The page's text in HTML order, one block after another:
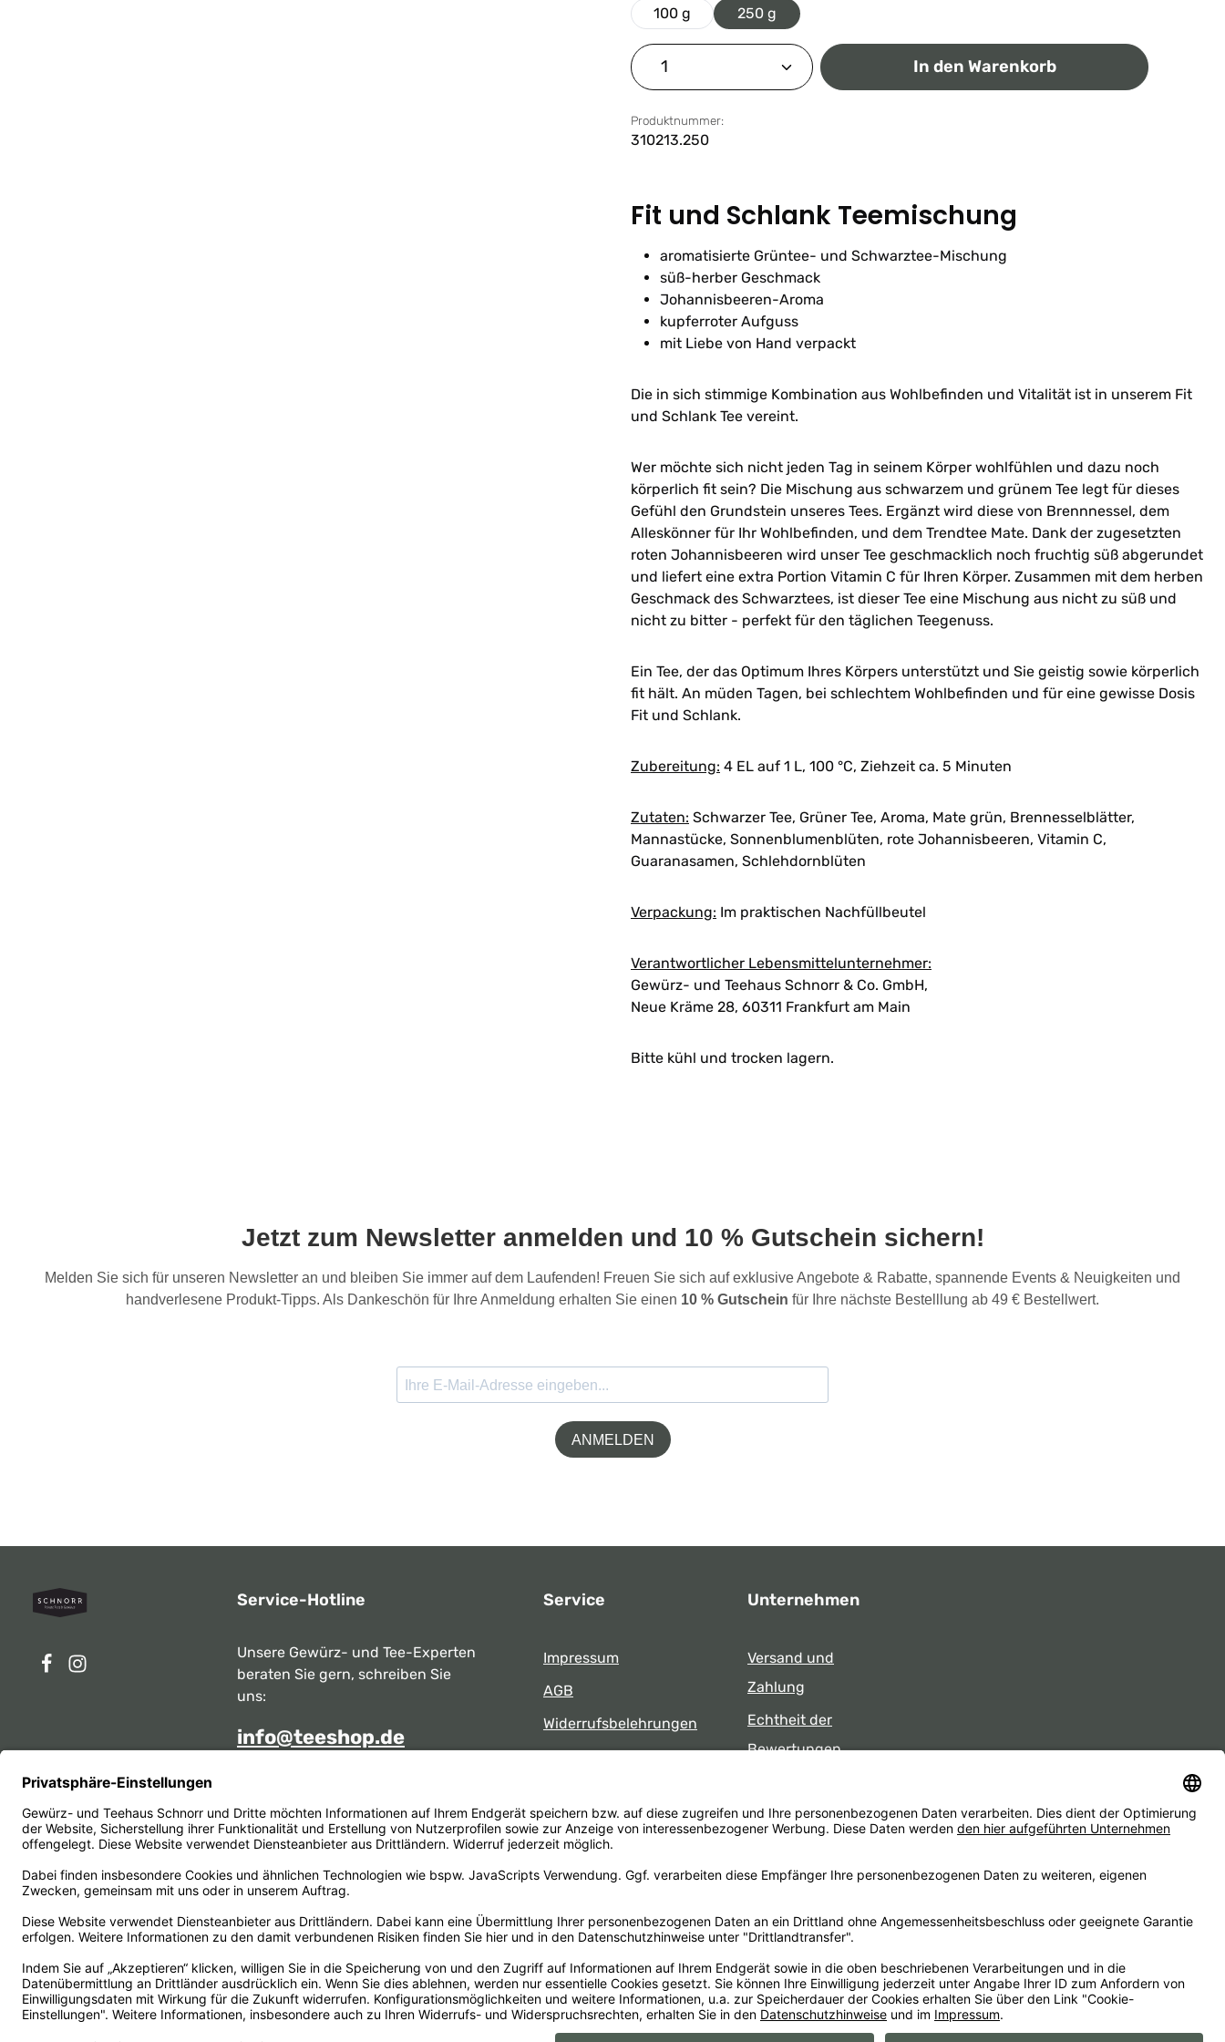
100 g
250 g
Produkt Anzahl: Gib den gewünschten Wert ein oder
In den Warenkorb
Produktnummer:
310213.250
Fit und Schlank Teemischung
aromatisierte Grüntee- und Schwarztee-Mischung
süß-herber Geschmack
Johannisbeeren-Aroma
kupferroter Aufguss
mit Liebe von Hand verpackt
Die in sich stimmige Kombination aus Wohlbefinden und Vitalität ist in unserem Fit
und Schlank Tee vereint.
Wer möchte sich nicht jeden Tag in seinem Körper wohlfühlen und dazu noch
körperlich fit sein? Die Mischung aus schwarzem und grünem Tee legt für dieses
Gefühl den Grundstein unseres Tees. Ergänzt wird diese von Brennnessel, dem
Alleskönner für Ihr Wohlbefinden, und dem Trendtee Mate. Dank der zugesetzten
roten Johannisbeeren wird unser Tee geschmacklich noch fruchtig süß abgerundet
und liefert eine extra Portion Vitamin C für Ihren Körper. Zusammen mit dem herben
Geschmack des Schwarztees, ist dieser Tee eine Mischung aus nicht zu süß und
nicht zu bitter - perfekt für den täglichen Teegenuss.
Ein Tee, der das Optimum Ihres Körpers unterstützt und Sie geistig sowie körperlich
fit hält. An müden Tagen, bei schlechtem Wohlbefinden und für eine gewisse Dosis
Fit und Schlank.
Zubereitung: 4 EL auf 1 L, 100 °C, Ziehzeit ca. 5 Minuten
Zutaten: Schwarzer Tee, Grüner Tee, Aroma, Mate grün, Brennesselblätter,
Mannastücke, Sonnenblumenblüten, rote Johannisbeeren, Vitamin C,
Guaranasamen, Schlehdornblüten
Verpackung: Im praktischen Nachfüllbeutel
Verantwortlicher Lebensmittelunternehmer:
Gewürz- und Teehaus Schnorr & Co. GmbH,
Neue Kräme 28, 60311 Frankfurt am Main
Bitte kühl und trocken lagern.
Jetzt zum Newsletter anmelden und 10 % Gutschein sichern!
Melden Sie sich für unseren Newsletter an und bleiben Sie immer auf dem Laufenden! Freuen Sie sich auf exklusive Angebote & Rabatte, spannende Events & Neuigkeiten und
handverlesene Produkt-Tipps. Als Dankeschön für Ihre Anmeldung erhalten Sie einen 10 % Gutschein für Ihre nächste Bestelllung ab 49 € Bestellwert.
ANMELDEN
Service-Hotline
Unsere Gewürz- und Tee-Experten
beraten Sie gern, schreiben Sie
uns:
info@teeshop.de
Mo - Sa zwischen 10:00 - 17:00 Uhr
unter:
Vertrag widerrufen
Service
Impressum
AGB
Widerrufsbelehrungen
Datenschutz
Unternehmen
Versand und
Zahlung
Echtheit der
Bewertungen
Laden